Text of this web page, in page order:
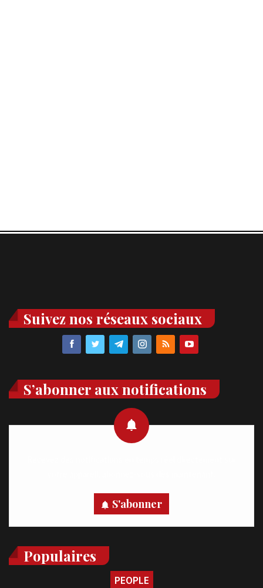
Suivez nos réseaux sociaux
S’abonner aux notifications
S'abonner
Populaires
PEOPLE